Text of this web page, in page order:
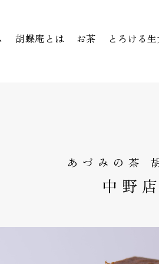
あづみの茶
中野店
胡蝶庵とは お茶 とろける